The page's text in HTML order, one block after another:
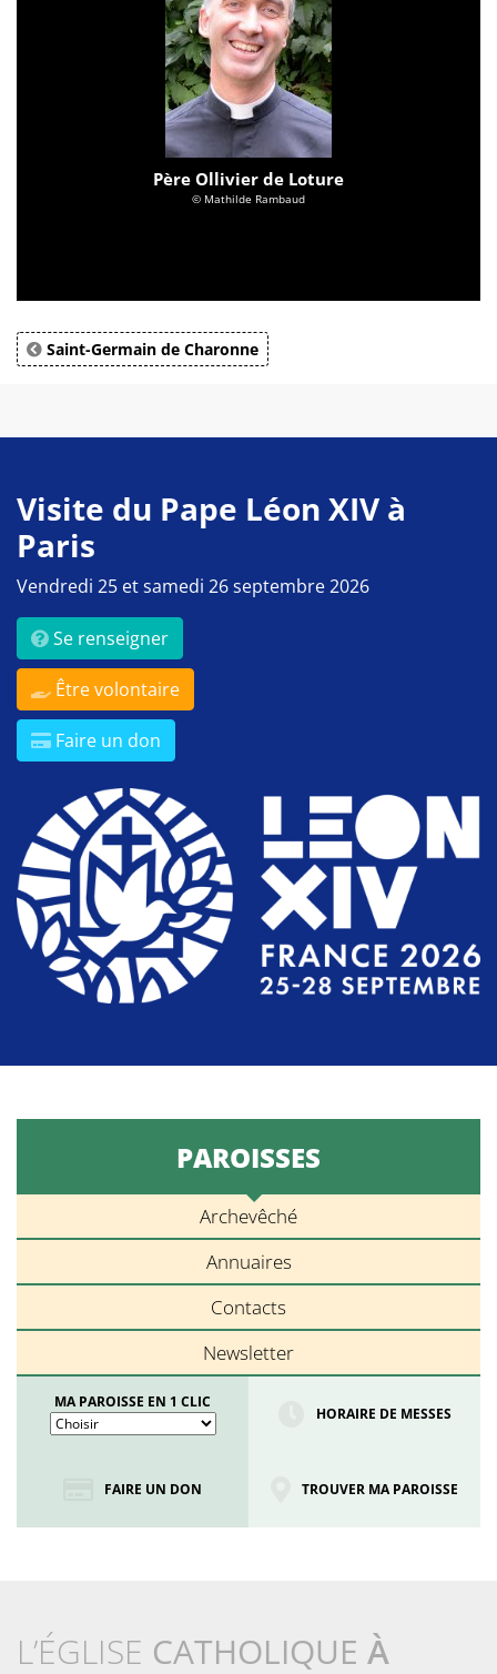
Père Ollivier de Loture
© Mathilde Rambaud
Saint-Germain de Charonne
Visite du Pape Léon XIV à
Paris
Vendredi 25 et samedi 26 septembre 2026
Se renseigner
Être volontaire
Faire un don
PAROISSES
Archevêché
Annuaires
Contacts
Newsletter
MA PAROISSE EN 1 CLIC
HORAIRE DE MESSES
FAIRE UN DON TROUVER MA PAROISSE
L’ÉGLISE CATHOLIQUE À